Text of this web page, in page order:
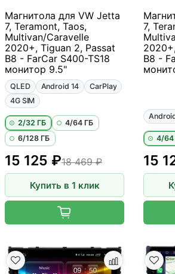
Магнитола для VW Jetta
7, Teramont, Taos,
Multivan/Caravelle
2020+, Tiguan 2, Passat
B8 - FarCar S400-TS18
монитор 9.5"
QLED Android 14
CarPlay
4G SIM
2/32 ГБ
4/64 ГБ
6/128 ГБ
15 125 ₽18 469 ₽
Купить в 1 клик
7,
B8 -
4/64
15